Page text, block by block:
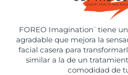
FOREO Imagination ™
tiene
agradable que mejora la
facial casera para
similar a la de un
comodidad de